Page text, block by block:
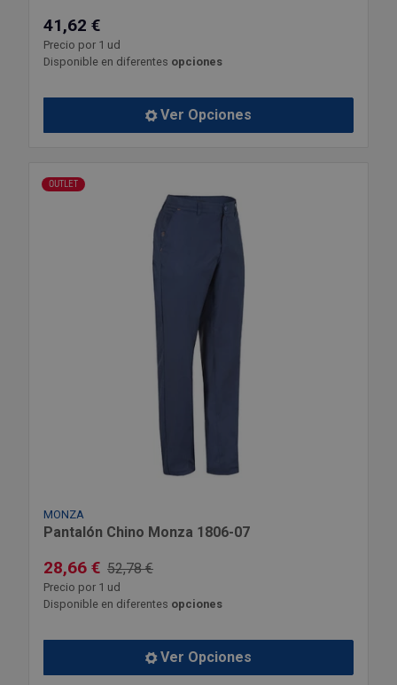
41,62 €
Precio por 1 ud
Disponible en diferentes opciones
Ver Opciones
OUTLET
MONZA
Pantalón Chino Monza 1806-07
28,66 € 52,78 €
Precio por 1 ud
Disponible en diferentes opciones
Ver Opciones